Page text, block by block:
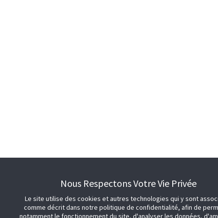
Nous Respectons Votre Vie Privée
Le site utilise des cookies et autres technologies qui y sont
comme décrit dans notre politique de confidentialité, afin de
notamment le fonctionnement du site, d'analyser les données,